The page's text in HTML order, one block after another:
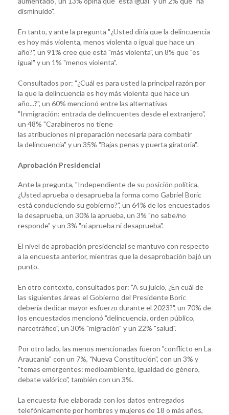
disminuido".
En tanto, y ante la pregunta "¿Usted diría que la delincuencia
es hoy más violenta, menos violenta o igual que hace un
año?", un 91% cree que está "más violenta", un 8% que "es
igual" y un 1% "menos violenta".
Consultados por: "¿Cuál es para usted la principal razón por
la que la delincuencia es hoy más violenta que hace un
año...?", un 60% mencionó entre las alternativas
"Inmigración: entrada de delincuentes desde el extranjero",
un 48% "Carabineros no tiene
las atribuciones ni preparación necesaria para combatir
la delincuencia" y un 35% "Bajas penas y puerta giratoria".
Aprobación Presidencial
Ante la pregunta, "Independiente de su posición política,
¿Usted aprueba o desaprueba la forma como Gabriel Boric
está conduciendo su gobierno?", un 64% de los encuestados
la desaprueba, un 30% la aprueba, un 3% "no sabe/no
responde" y un 3% "ni aprueba ni desaprueba".
El nivel de aprobación presidencial se mantuvo con respecto
a la encuesta anterior, mientras que la desaprobación bajó un
punto.
En otro contexto, consultados por: "A su juicio, ¿En cuál de
las siguientes áreas el Gobierno del Presidente Boric
debería dedicar mayor esfuerzo durante el 2023?", un 70% de
los encuestados mencionó "delincuencia, orden público,
narcotráfico", un 30% "migración" y un 22% "salud".
Por otro lado, las menos mencionadas fueron "conflicto en La
Araucanía" con un 7%, "Nueva Constitución", con un 3% y
"temas emergentes: medioambiente, igualdad de género,
debate valórico", también con un 3%.
La encuesta fue elaborada con los datos entregados
telefónicamente por hombres y mujeres de 18 o más años,